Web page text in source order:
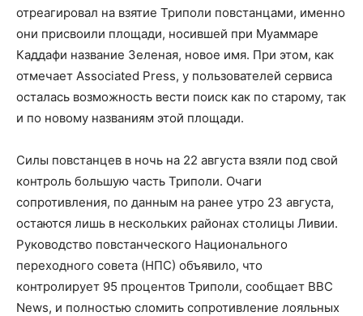
отреагировал на взятие Триполи повстанцами, именно
они присвоили площади, носившей при Муаммаре
Каддафи название Зеленая, новое имя. При этом, как
отмечает Associated Press, у пользователей сервиса
осталась возможность вести поиск как по старому, так
и по новому названиям этой площади.
Силы повстанцев в ночь на 22 августа взяли под свой
контроль большую часть Триполи. Очаги
сопротивления, по данным на ранее утро 23 августа,
остаются лишь в нескольких районах столицы Ливии.
Руководство повстанческого Национального
переходного совета (НПС) объявило, что
контролирует 95 процентов Триполи, сообщает BBC
News, и полностью сломить сопротивление лояльных